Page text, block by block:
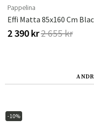
Pappelina
Effi Matta 85x160 Cm
2 390 kr2 655 kr
-10%